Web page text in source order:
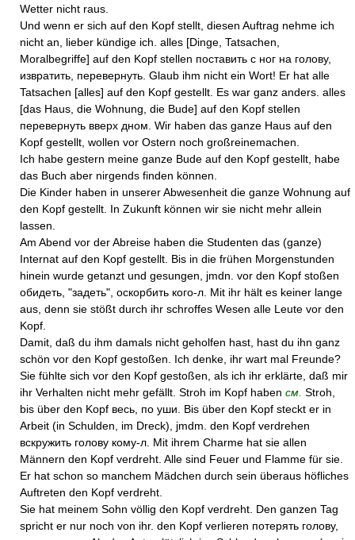
Wetter nicht raus.
Und wenn er sich auf den Kopf stellt, diesen Auftrag nehme ich
nicht an, lieber kündige ich. alles [Dinge, Tatsachen,
Moralbegriffe] auf den Kopf stellen поставить с ног на голову,
извратить, перевернуть. Glaub ihm nicht ein Wort! Er hat alle
Tatsachen [alles] auf den Kopf gestellt. Es war ganz anders. alles
[das Haus, die Wohnung, die Bude] auf den Kopf stellen
перевернуть вверх дном. Wir haben das ganze Haus auf den
Kopf gestellt, wollen vor Ostern noch großreinemachen.
Ich habe gestern meine ganze Bude auf den Kopf gestellt, habe
das Buch aber nirgends finden können.
Die Kinder haben in unserer Abwesenheit die ganze Wohnung auf
den Kopf gestellt. In Zukunft können wir sie nicht mehr allein
lassen.
Am Abend vor der Abreise haben die Studenten das (ganze)
Internat auf den Kopf gestellt. Bis in die frühen Morgenstunden
hinein wurde getanzt und gesungen, jmdn. vor den Kopf stoßen
обидеть, "задеть", оскорбить кого-л. Mit ihr hält es keiner lange
aus, denn sie stößt durch ihr schroffes Wesen alle Leute vor den
Kopf.
Damit, daß du ihm damals nicht geholfen hast, hast du ihn ganz
schön vor den Kopf gestoßen. Ich denke, ihr wart mal Freunde?
Sie fühlte sich vor den Kopf gestoßen, als ich ihr erklärte, daß mir
ihr Verhalten nicht mehr gefällt. Stroh im Kopf haben см. Stroh,
bis über den Kopf весь, по уши. Bis über den Kopf steckt er in
Arbeit (in Schulden, im Dreck), jmdm. den Kopf verdrehen
вскружить голову кому-л. Mit ihrem Charme hat sie allen
Männern den Kopf verdreht. Alle sind Feuer und Flamme für sie.
Er hat schon so manchem Mädchen durch sein überaus höfliches
Auftreten den Kopf verdreht.
Sie hat meinem Sohn völlig den Kopf verdreht. Den ganzen Tag
spricht er nur noch von ihr. den Kopf verlieren потерять голову,